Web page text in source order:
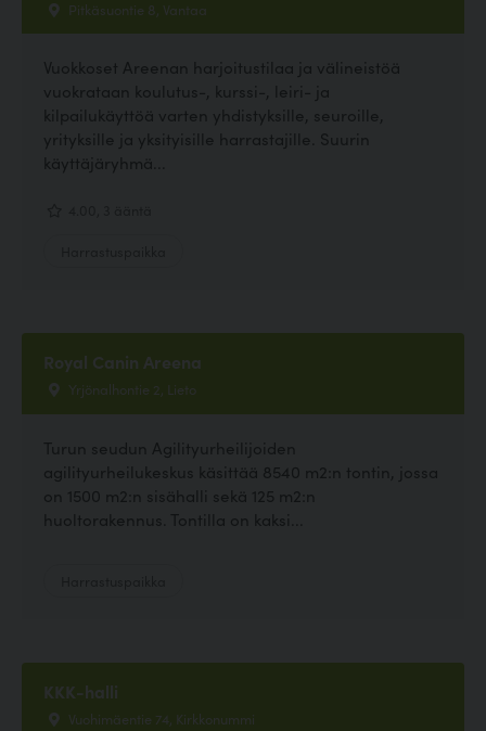
Pitkäsuontie 8, Vantaa
Vuokkoset Areenan harjoitustilaa ja välineistöä
vuokrataan koulutus-, kurssi-, leiri- ja
kilpailukäyttöä varten yhdistyksille, seuroille,
yrityksille ja yksityisille harrastajille. Suurin
käyttäjäryhmä...
Royal Canin Areena
Yrjönalhontie 2, Lieto
Turun seudun Agilityurheilijoiden
agilityurheilukeskus käsittää 8540 m2:n tontin, jossa
on 1500 m2:n sisähalli sekä 125 m2:n
huoltorakennus. Tontilla on kaksi...
KKK-halli
Vuohimäentie 74, Kirkkonummi